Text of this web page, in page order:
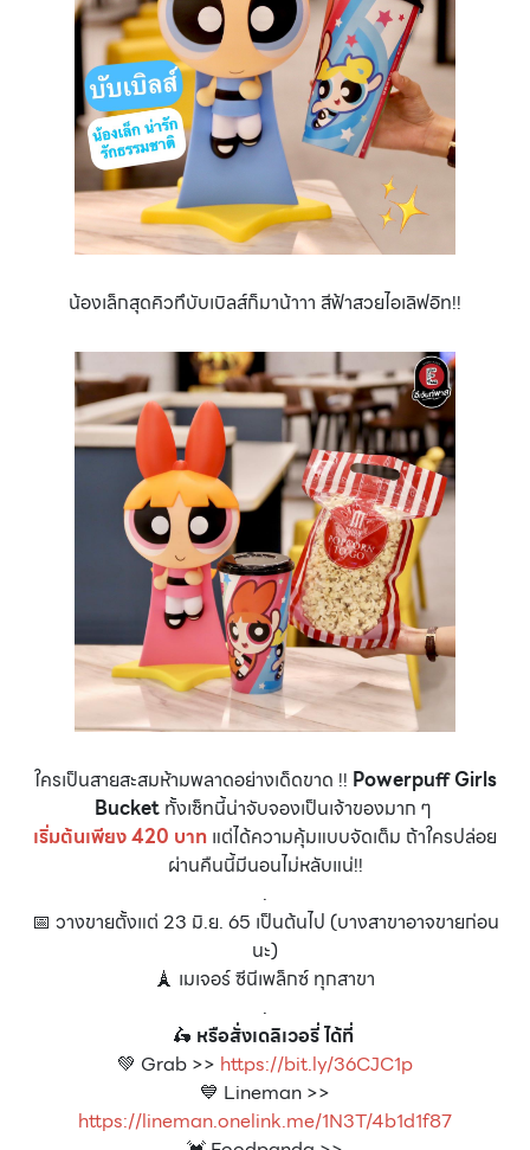
น้องเล็กสุดคิวทึบับเบิลส์ก็มาน้าาา สีฟ้าสวยไอเลิฟอิท!!
ใครเป็นสายสะสมห้ามพลาดอย่างเด็ดขาด !! Powerpuff Girls
Bucket ทั้งเซ็ทนี้น่าจับจองเป็นเจ้าของมาก ๆ
เริ่มต้นเพียง 420 บาท แต่ได้ความคุ้มแบบจัดเต็ม ถ้าใครปล่อย
ผ่านคืนนี้มีนอนไม่หลับแน่!!
.
📅 วางขายตั้งแต่ 23 มิ.ย. 65 เป็นต้นไป (บางสาขาอาจขายก่อน
นะ)
🗼 เมเจอร์ ซีนีเพล็กซ์ ทุกสาขา
.
🛵 หรือสั่งเดลิเวอรี่ ได้ที่
💚 Grab >> https://bit.ly/36CJC1p
💙 Lineman >>
https://lineman.onelink.me/1N3T/4b1d1f87